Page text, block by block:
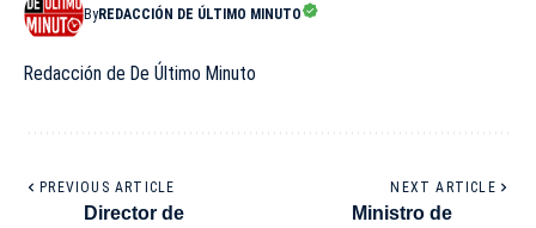
ByREDACCIÓN DE ÚLTIMO MINUTO
Redacción de De Último Minuto
PREVIOUS ARTICLE
Director de
NEXT ARTICLE
Ministro de